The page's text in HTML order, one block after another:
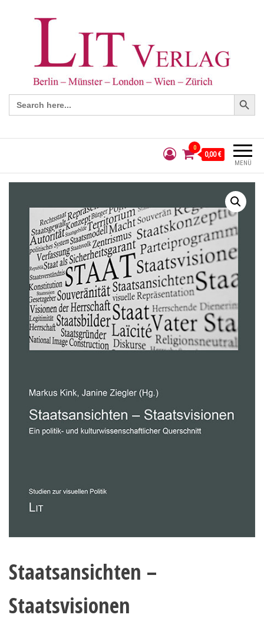
Search
for:
Search Button
MENÜ
0
0,00 €
Staatsansichten –
Staatsvisionen